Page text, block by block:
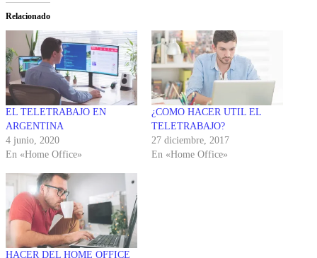
Relacionado
EL TELETRABAJO EN
ARGENTINA
4 junio, 2020
En «Home Office»
¿COMO HACER UTIL EL
TELETRABAJO?
27 diciembre, 2017
En «Home Office»
HACER DEL HOME OFFICE